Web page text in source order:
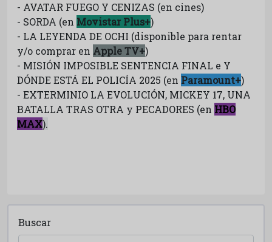
- AVATAR FUEGO Y CENIZAS (en cines)
- SORDA (en Movistar Plus+)
- LA LEYENDA DE OCHI (disponible para rentar
y/o comprar en Apple TV+)
- MISIÓN IMPOSIBLE SENTENCIA FINAL e Y
DÓNDE ESTÁ EL POLICÍA 2025 (en Paramount+)
- EXTERMINIO LA EVOLUCIÓN, MICKEY 17, UNA
BATALLA TRAS OTRA y PECADORES (en HBO
MAX).
Buscar